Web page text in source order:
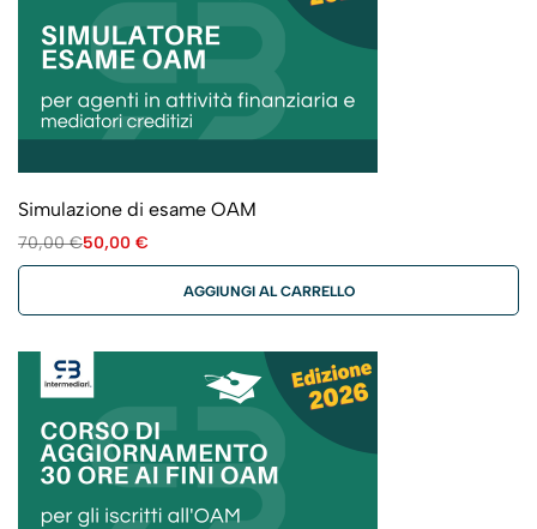
Simulazione di esame OAM
70,00€50,00 €
AGGIUNGI AL CARRELLO